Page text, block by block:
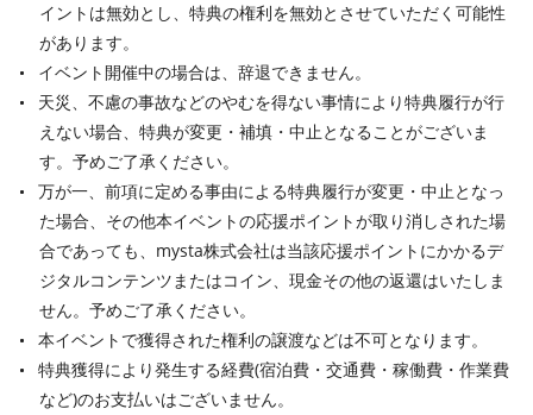
イントは無効とし、特典の権利を無効とさせていただく可能性
があります。
イベント開催中の場合は、辞退できません。
天災、不慮の事故などのやむを得ない事情により特典履行が行
えない場合、特典が変更・補填・中止となることがございま
す。予めご了承ください。
万が一、前項に定める事由による特典履行が変更・中止となっ
た場合、その他本イベントの応援ポイントが取り消しされた場
合であっても、mysta株式会社は当該応援ポイントにかかるデ
ジタルコンテンツまたはコイン、現金その他の返還はいたしま
せん。予めご了承ください。
本イベントで獲得された権利の譲渡などは不可となります。
特典獲得により発生する経費(宿泊費・交通費・稼働費・作業費
など)のお支払いはございません。